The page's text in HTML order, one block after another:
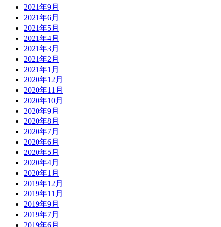
2021年9月
2021年6月
2021年5月
2021年4月
2021年3月
2021年2月
2021年1月
2020年12月
2020年11月
2020年10月
2020年9月
2020年8月
2020年7月
2020年6月
2020年5月
2020年4月
2020年1月
2019年12月
2019年11月
2019年9月
2019年7月
2019年6月